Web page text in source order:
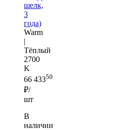
шелк,
3
года)
Warm
|
Тёплый
2700
K
66 43350
₽/
шт
В
наличии